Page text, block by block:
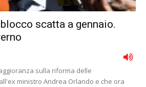
scatta a gennaio.
sulla riforma delle
ministro Andrea Orlando e che ora